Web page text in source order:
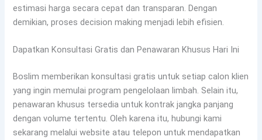
estimasi harga secara cepat dan transparan. Dengan
demikian, proses decision making menjadi lebih efisien.
Dapatkan Konsultasi Gratis dan Penawaran Khusus Hari Ini
Boslim memberikan konsultasi gratis untuk setiap calon klien
yang ingin memulai program pengelolaan limbah. Selain itu,
penawaran khusus tersedia untuk kontrak jangka panjang
dengan volume tertentu. Oleh karena itu, hubungi kami
sekarang melalui website atau telepon untuk mendapatkan